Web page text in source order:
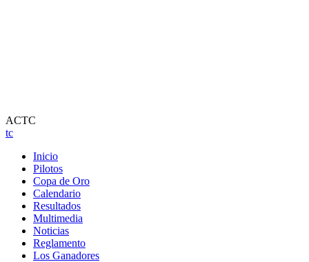
ACTC
tc
Inicio
Pilotos
Copa de Oro
Calendario
Resultados
Multimedia
Noticias
Reglamento
Los Ganadores